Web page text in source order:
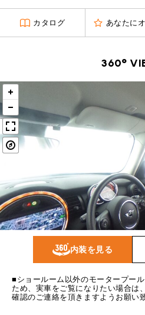
ローバーミニ買取査定依頼
Movie
ローバーミニナレッジ
MAP
工場
お問い合わせ
BMW MINIサービス工場
iR TECH FACTORY
TEL
MAP
残価ローン
総支払額
頭金
残価
支払回数
内訳
1回目
2回目以降
ボーナス月数
カタログ あなたに
360°
内装を見る
■ショールーム以外のモータープー
ため、実車をご覧になりたい場合は
確認のご連絡を頂きますようお願い